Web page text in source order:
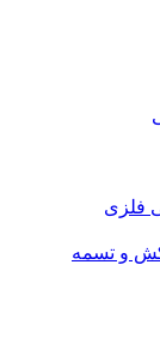
فلزی
کش و تسمه